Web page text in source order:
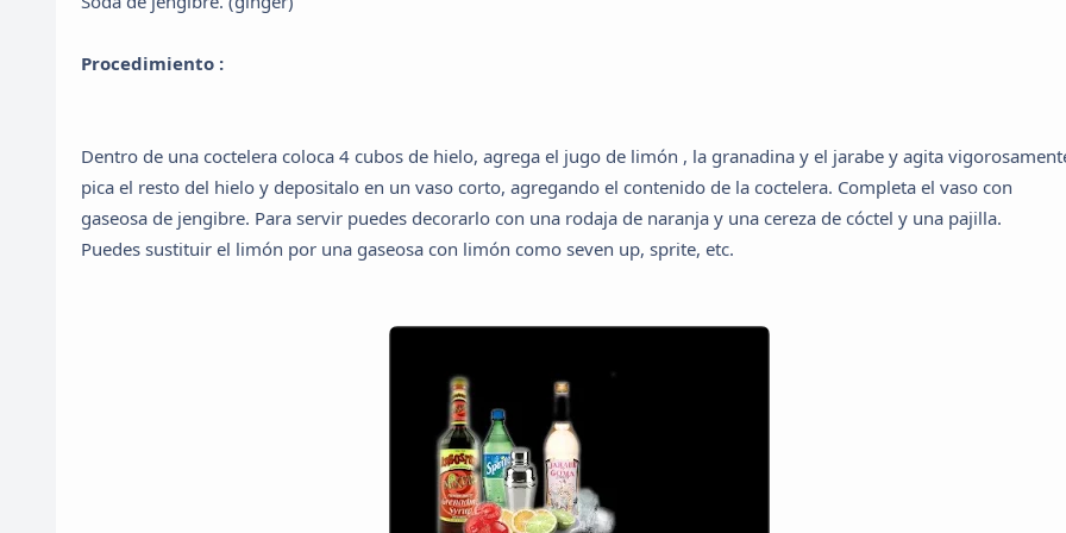
Procedimiento :
Dentro de una coctelera coloca 4 cubos de hielo, agrega el jugo de limón , la granadina y el jarabe y agita
pica el resto del hielo y depositalo en un vaso corto, agregando el contenido de la coctelera. Completa el vaso con
gaseosa de jengibre. Para servir puedes decorarlo con una rodaja de naranja y una cereza de cóctel y una pajilla.
Puedes sustituir el limón por una gaseosa con limón como seven up, sprite, etc.